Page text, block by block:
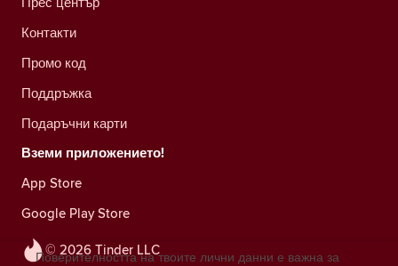
© 2026 Tinder LLC
Контакти
Промо код
Поддръжка
Подаръчни карти
Вземи приложението!
App Store
Google Play Store
Поверителността на твоите лични данни е важна за